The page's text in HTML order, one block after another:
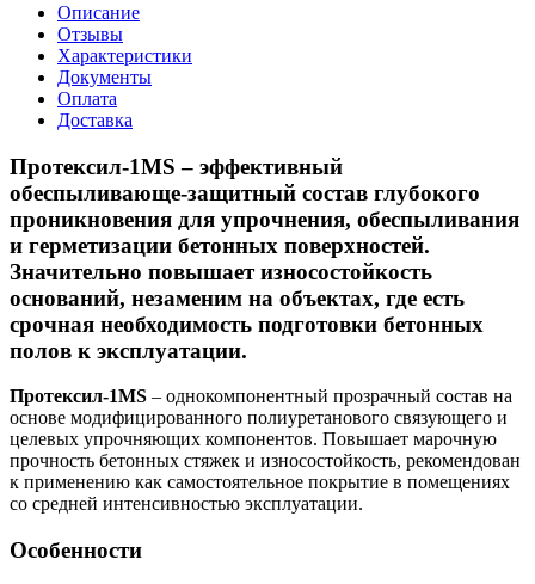
Описание
Отзывы
Характеристики
Документы
Оплата
Доставка
Протексил-1MS – эффективный
обеспыливающе-защитный состав глубокого
проникновения для упрочнения, обеспыливания
и герметизации бетонных поверхностей.
Значительно повышает износостойкость
оснований, незаменим на объектах, где есть
срочная необходимость подготовки бетонных
полов к эксплуатации.
Протексил-1MS – однокомпонентный прозрачный состав на
основе модифицированного полиуретанового связующего и
целевых упрочняющих компонентов. Повышает марочную
прочность бетонных стяжек и износостойкость, рекомендован
к применению как самостоятельное покрытие в помещениях
со средней интенсивностью эксплуатации.
Особенности